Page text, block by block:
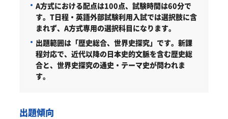
A方式における配点は100点、試験時間は60分で
す。T日程・英語外部試験利用入試では選択肢に含
まれず、A方式専用の選択科目になります。
出題範囲は「歴史総合、世界史探究」です。新課
程対応で、近代以降の日本史的文脈を含む歴史総
合と、世界史探究の通史・テーマ史が問われま
す。
出題傾向